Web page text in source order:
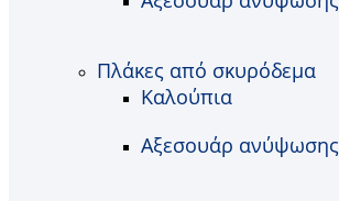
Πλάκες από σκυρόδεμα
Καλούπια
Αξεσουάρ ανύψωσης